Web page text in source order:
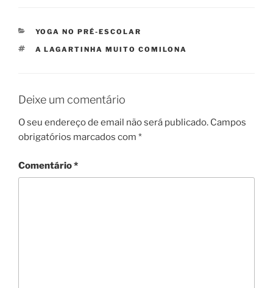
CATEGORIAS
YOGA NO PRÉ-ESCOLAR
ETIQUETAS
A LAGARTINHA MUITO COMILONA
Deixe um comentário
O seu endereço de email não será publicado. Campos
obrigatórios marcados com *
Comentário*